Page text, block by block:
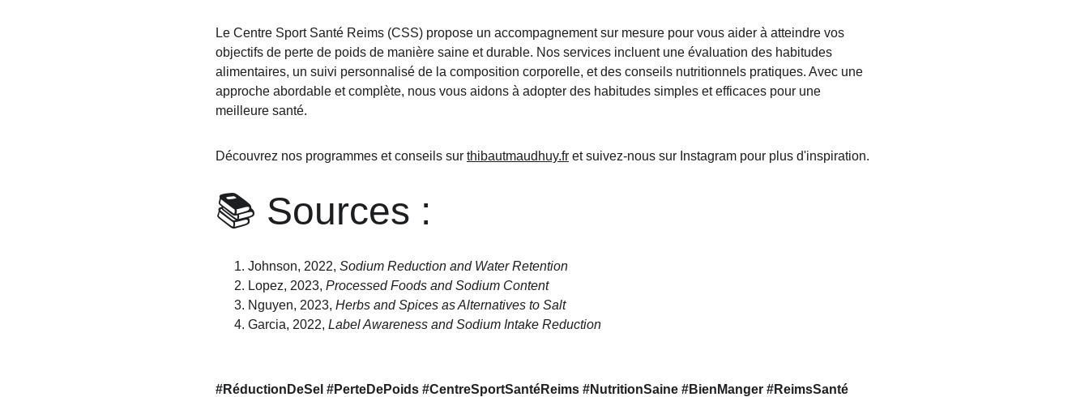
Le Centre Sport Santé Reims (CSS) propose un accompagnement sur mesure pour vous aider à atteindre vos
objectifs de perte de poids de manière saine et durable. Nos services incluent une évaluation des habitudes
alimentaires, un suivi personnalisé de la composition corporelle, et des conseils nutritionnels pratiques. Avec une
approche abordable et complète, nous vous aidons à adopter des habitudes simples et efficaces pour une
meilleure santé.
Découvrez nos programmes et conseils sur thibautmaudhuy.fr et suivez-nous sur Instagram pour plus d'inspiration.
📚 Sources :
Johnson, 2022, Sodium Reduction and Water Retention
Lopez, 2023, Processed Foods and Sodium Content
Nguyen, 2023, Herbs and Spices as Alternatives to Salt
Garcia, 2022, Label Awareness and Sodium Intake Reduction
#RéductionDeSel #PerteDePoids #CentreSportSantéReims #NutritionSaine #BienManger #ReimsSanté